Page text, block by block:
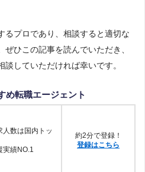
るプロであり、相談すると適切な
ひこの記事を読んでいただき、
していただければ幸いです。
め転職エージェント
人数は国内トッ
実績NO.1
約2分で登録！
登録はこちら